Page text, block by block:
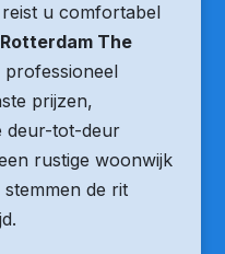
u comfortabel
The
professioneel
prijzen,
deur-tot-deur
rustige woonwijk
de rit